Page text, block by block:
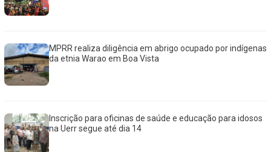
MPRR realiza diligência em abrigo ocupado por indígenas
da etnia Warao em Boa Vista
Inscrição para oficinas de saúde e educação para idosos
na Uerr segue até dia 14